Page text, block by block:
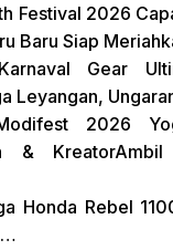
Festival 2026
Baru Siap
Gear
Leyangan,
2026
&
Honda Rebel